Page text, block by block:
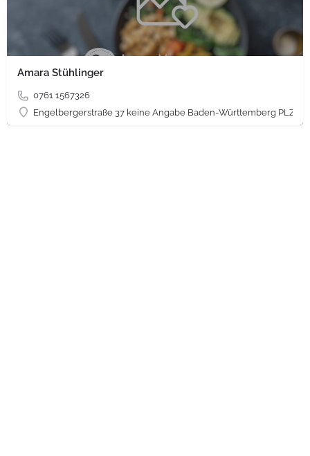
Amara Stühlinger
0761 1567326
Engelbergerstraße 37 keine Angabe Baden-Württemberg PLZ